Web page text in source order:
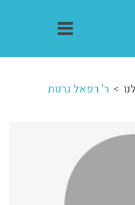
ר' רפאל גרנות